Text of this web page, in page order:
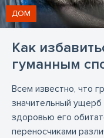
Как
гуманным
ДОМ
Всем известно, что
значительный
здоровью его
переносчиками